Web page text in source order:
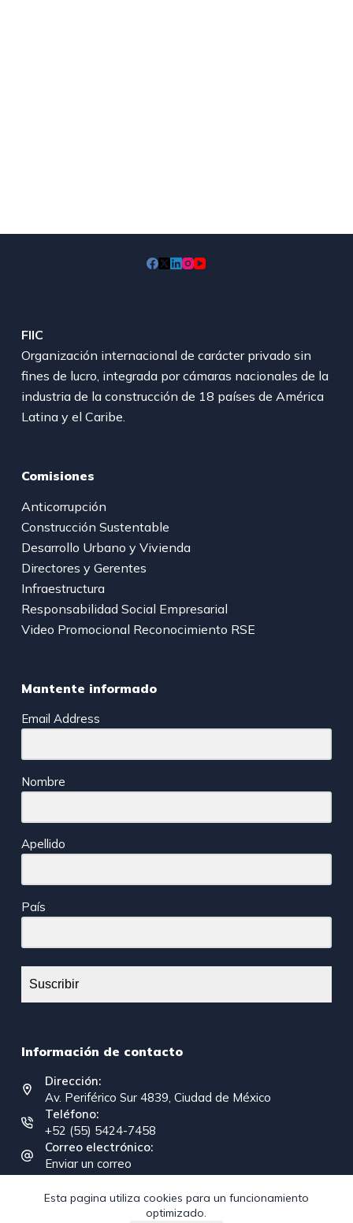
Esta pagina utiliza cookies para un funcionamiento
optimizado.
FIIC
Organización internacional de carácter privado sin
fines de lucro, integrada por cámaras nacionales de la
industria de la construcción de 18 países de América
Latina y el Caribe.
Comisiones
Anticorrupción
Construcción Sustentable
Desarrollo Urbano y Vivienda
Directores y Gerentes
Infraestructura
Responsabilidad Social Empresarial
Video Promocional Reconocimiento RSE
Mantente informado
Email Address
Nombre
Apellido
País
Suscribir
Información de contacto
Dirección:
Av. Periférico Sur 4839, Ciudad de México
Teléfono:
+52 (55) 5424-7458
Correo electrónico:
Enviar un correo